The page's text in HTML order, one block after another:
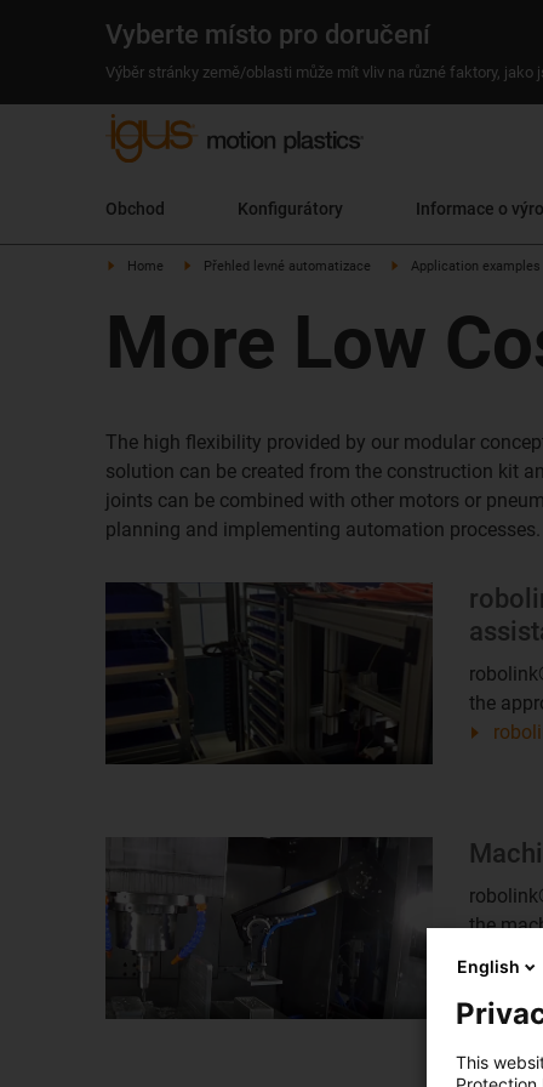
Vyberte místo pro doručení
Výběr stránky země/oblasti může mít vliv na různé faktory,
Obchod Konfigurátory Informace o
Home Přehled levné automatizace Application examples
More Low
The high flexibility provided by our modular
solution can be created from the construction kit
joints can be combined with other motors or
planning and implementing automation processes.
the
the
English
This